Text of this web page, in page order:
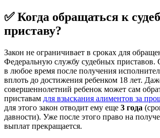
✅ Когда обращаться к
приставу?
Закон не ограничивает в сроках для
Федеральную службу судебных приставов.
в любое время после получения
вплоть до достижения ребенком 18 лет.
совершеннолетний ребенок может сам
приставам для взыскания алиментов за
для этого закон отводит ему еще 3 года
давности). Уже после этого право на
выплат прекращается.